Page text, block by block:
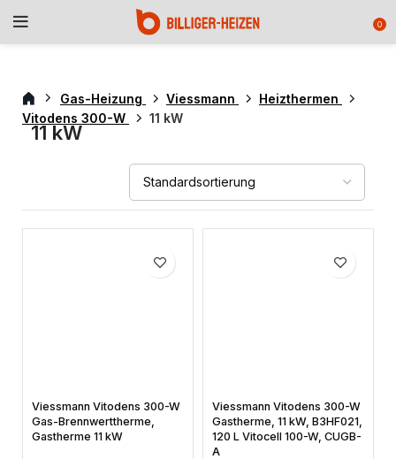
0
Gas-Heizung Viessmann
Heizthermen
Vitodens 300-W
11 kW
11 kW
Viessmann Vitodens 300-W
Gas-Brennwerttherme,
Gastherme 11 kW
Viessmann Vitodens 300-W
Gastherme, 11 kW, B3HF021,
120 L Vitocell 100-W, CUGB-
A